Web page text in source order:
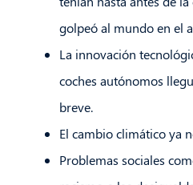
golpeó al mundo en el
La innovación
coches autónomos
breve.
El cambio climático ya
Problemas sociales